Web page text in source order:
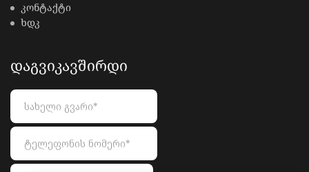
კონტაქტი
ხდკ
ᲓᲐᲒᲕᲘᲙᲐᲕᲨᲘᲠᲓᲘ